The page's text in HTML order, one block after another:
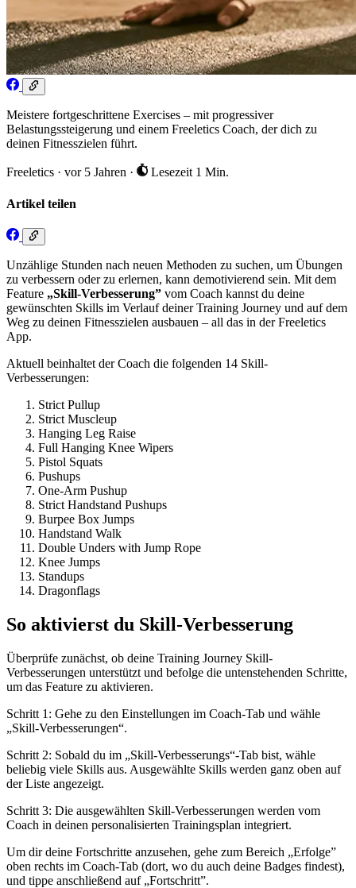
Meistere fortgeschrittene Exercises – mit progressiver
Belastungssteigerung und einem Freeletics Coach, der dich zu
deinen Fitnesszielen führt.
Freeletics · vor 5 Jahren · Lesezeit 1 Min.
Artikel teilen
Unzählige Stunden nach neuen Methoden zu suchen, um Übungen
zu verbessern oder zu erlernen, kann demotivierend sein. Mit dem
Feature „Skill-Verbesserung” vom Coach kannst du deine
gewünschten Skills im Verlauf deiner Training Journey und auf dem
Weg zu deinen Fitnesszielen ausbauen – all das in der Freeletics
App.
Aktuell beinhaltet der Coach die folgenden 14 Skill-
Verbesserungen:
Strict Pullup
Strict Muscleup
Hanging Leg Raise
Full Hanging Knee Wipers
Pistol Squats
Pushups
One-Arm Pushup
Strict Handstand Pushups
Burpee Box Jumps
Handstand Walk
Double Unders with Jump Rope
Knee Jumps
Standups
Dragonflags
So aktivierst du Skill-Verbesserung
Überprüfe zunächst, ob deine Training Journey Skill-
Verbesserungen unterstützt und befolge die untenstehenden Schritte,
um das Feature zu aktivieren.
Schritt 1: Gehe zu den Einstellungen im Coach-Tab und wähle
„Skill-Verbesserungen“.
Schritt 2: Sobald du im „Skill-Verbesserungs“-Tab bist, wähle
beliebig viele Skills aus. Ausgewählte Skills werden ganz oben auf
der Liste angezeigt.
Schritt 3: Die ausgewählten Skill-Verbesserungen werden vom
Coach in deinen personalisierten Trainingsplan integriert.
Um dir deine Fortschritte anzusehen, gehe zum Bereich „Erfolge”
oben rechts im Coach-Tab (dort, wo du auch deine Badges findest),
und tippe anschließend auf „Fortschritt”.